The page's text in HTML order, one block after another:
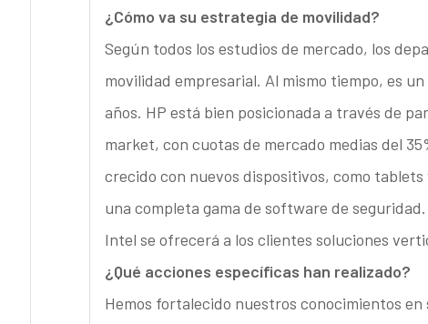
¿Cómo va su estrategia de movilidad?
Según todos los estudios de mercado, los
movilidad empresarial. Al mismo tiempo, es
años. HP está bien posicionada a través de
market, con cuotas de mercado medias del
crecido con nuevos dispositivos, como tablets
una completa gama de software de
Intel se ofrecerá a los clientes soluciones
¿Qué acciones específicas han realizado?
Hemos fortalecido nuestros conocimientos